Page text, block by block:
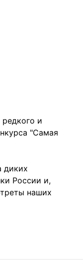
и
"Самая
диких
России и,
наших